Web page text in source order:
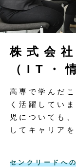
株式会
（IT・
高専で学んだ
く活躍してい
児についても
してキャリア
センクリードへ